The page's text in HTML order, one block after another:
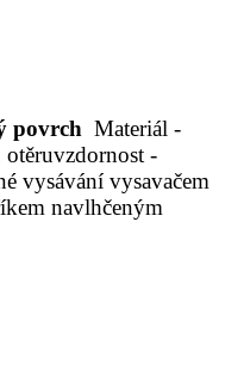
povrch Materiál -
otěruvzdornost -
vysávání vysavačem
navlhčeným